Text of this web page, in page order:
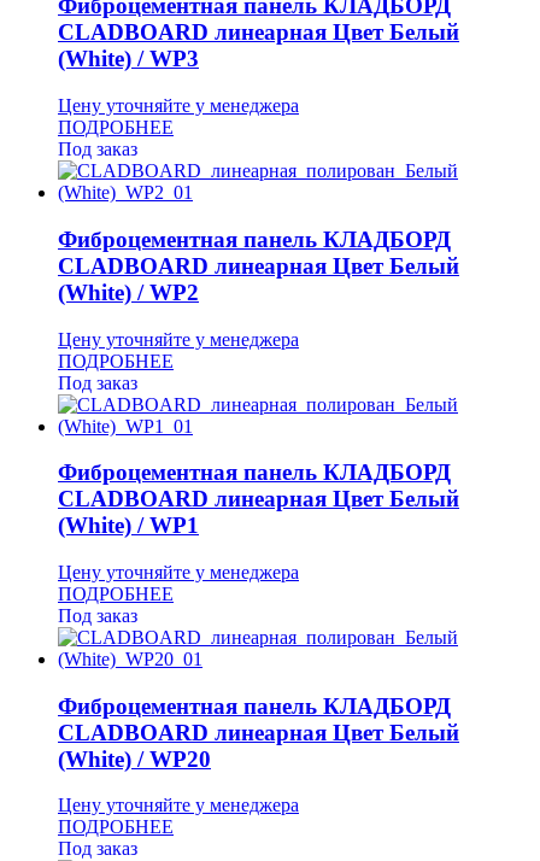
Фиброцементная панель КЛАДБОРД
CLADBOARD линеарная Цвет Белый
(White) / WP3
Цену уточняйте у менеджера
ПОДРОБНЕЕ
Под заказ
Фиброцементная панель КЛАДБОРД
CLADBOARD линеарная Цвет Белый
(White) / WP2
Цену уточняйте у менеджера
ПОДРОБНЕЕ
Под заказ
Фиброцементная панель КЛАДБОРД
CLADBOARD линеарная Цвет Белый
(White) / WP1
Цену уточняйте у менеджера
ПОДРОБНЕЕ
Под заказ
Фиброцементная панель КЛАДБОРД
CLADBOARD линеарная Цвет Белый
(White) / WP20
Цену уточняйте у менеджера
ПОДРОБНЕЕ
Под заказ